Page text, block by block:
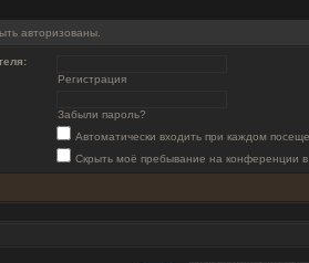
авторизованы.
Регистрация
Забыли пароль?
Автоматически входить при каждом
Скрыть моё пребывание на конференции в